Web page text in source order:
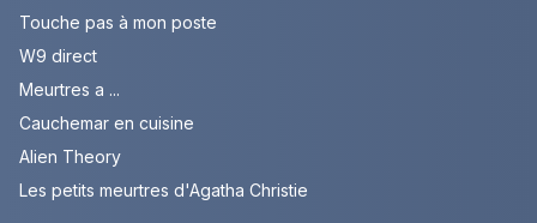
Touche pas à mon poste
W9 direct
Meurtres a ...
Cauchemar en cuisine
Alien Theory
Les petits meurtres d'Agatha Christie